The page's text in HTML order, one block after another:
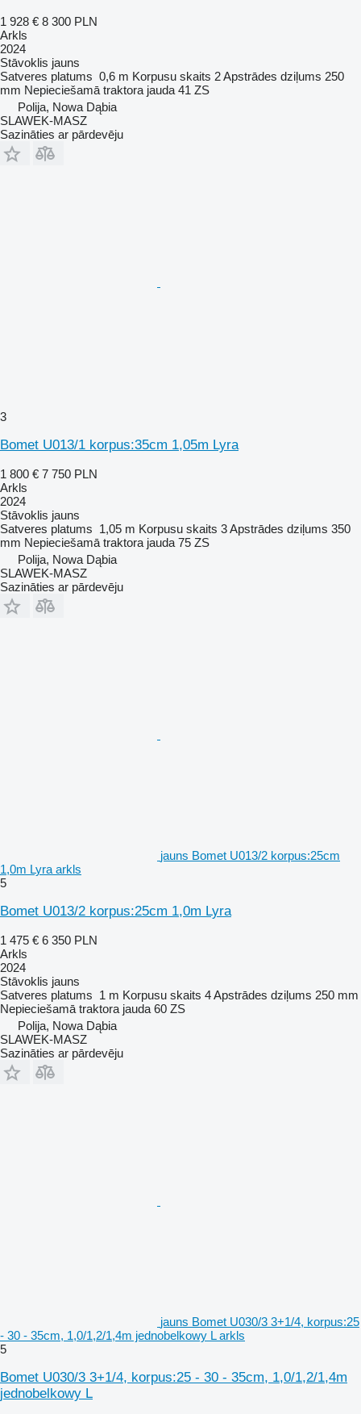
1 928 € 8 300 PLN
Arkls
2024
Stāvoklis jauns
Satveres platums 0,6 m Korpusu skaits 2Apstrādes dziļums 250
mm Nepieciešamā traktora jauda 41 ZS
Polija, Nowa Dąbia
SLAWEK-MASZ
Sazināties ar pārdevēju
3
Bomet U013/1 korpus:35cm 1,05m Lyra
1 800 € 7 750 PLN
Arkls
2024
Stāvoklis jauns
Satveres platums 1,05 m Korpusu skaits 3Apstrādes dziļums 350
mm Nepieciešamā traktora jauda 75 ZS
Polija, Nowa Dąbia
SLAWEK-MASZ
Sazināties ar pārdevēju
jauns Bomet U013/2 korpus:25cm
1,0m Lyra arkls
5
Bomet U013/2 korpus:25cm 1,0m Lyra
1 475 € 6 350 PLN
Arkls
2024
Stāvoklis jauns
Satveres platums 1 m Korpusu skaits 4Apstrādes dziļums 250 mm
Nepieciešamā traktora jauda 60 ZS
Polija, Nowa Dąbia
SLAWEK-MASZ
Sazināties ar pārdevēju
jauns Bomet U030/3 3+1/4, korpus:25
- 30 - 35cm, 1,0/1,2/1,4m jednobelkowy L arkls
5
Bomet U030/3 3+1/4, korpus:25 - 30 - 35cm, 1,0/1,2/1,4m
jednobelkowy L